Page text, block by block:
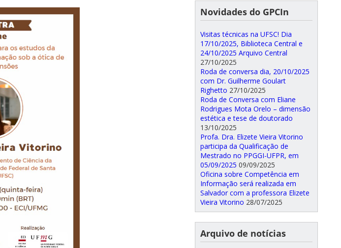
Novidades do GPCIn
Visitas técnicas na UFSC! Dia
17/10/2025, Biblioteca Central e
24/10/2025 Arquivo Central
27/10/2025
Roda de conversa dia, 20/10/2025
com Dr. Guilherme Goulart
Righetto 27/10/2025
Roda de Conversa com Eliane
Rodrigues Mota Orelo – dimensão
estética e tese de doutorado
13/10/2025
Profa. Dra. Elizete Vieira Vitorino
participa da Qualificação de
Mestrado no PPGGI-UFPR, em
05/09/2025 09/09/2025
Oficina sobre Competência em
Informação será realizada em
Salvador com a professora Elizete
Vieira Vitorino 28/07/2025
Arquivo de notícias